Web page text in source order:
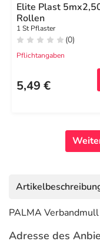
Elite Plast
Rollen
1 St Pflaster
(0)
Pflichtangaben
5,49 €
PALMA
Adresse des